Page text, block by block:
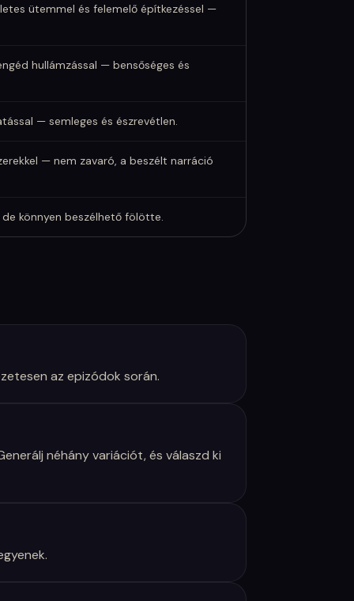
ütemmel és felemelő építkezéssel —
hullámzással — bensőséges és
— semleges és észrevétlen.
— nem zavaró, a beszélt narráció
könnyen beszélhető fölötte.
az epizódok során.
néhány variációt, és válaszd ki